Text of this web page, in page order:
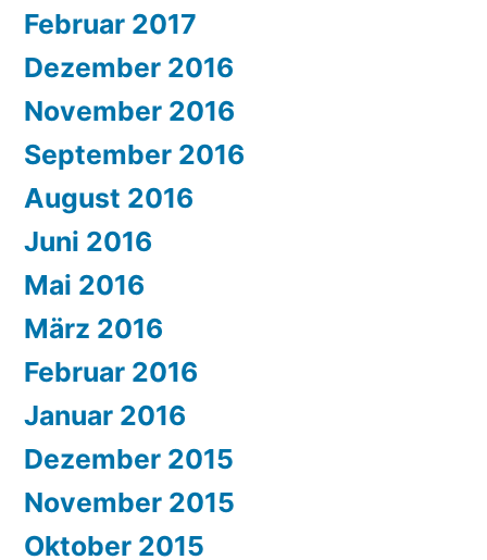
Februar 2017
Dezember 2016
November 2016
September 2016
August 2016
Juni 2016
Mai 2016
März 2016
Februar 2016
Januar 2016
Dezember 2015
November 2015
Oktober 2015